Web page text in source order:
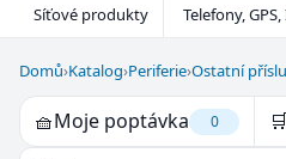
Síťové produkty Telefony,
Domů›Katalog›Periferie›Ostatní
🧺Moje poptávka 0 🛒